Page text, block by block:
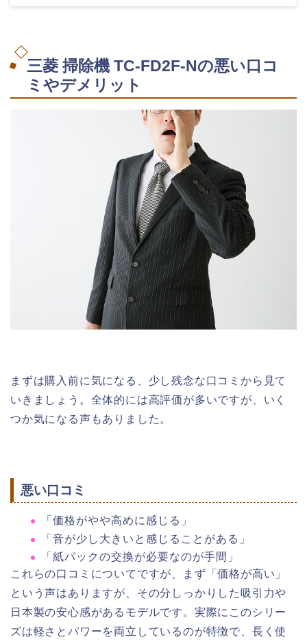
三菱 掃除機 TC-FD2F-Nの悪い口コ
ミやデメリット
まずは購入前に気になる、少し残念な口コミから見て
いきましょう。全体的には高評価が多いですが、いく
つか気になる声もありました。
悪い口コミ
「価格がやや高めに感じる」
「音が少し大きいと感じることがある」
「紙パックの交換が必要なのが手間」
これらの口コミについてですが、まず「価格が高い」
という声はありますが、その分しっかりした吸引力や
日本製の安心感があるモデルです。実際にこのシリー
ズは軽さとパワーを両立しているのが特徴で、長く使